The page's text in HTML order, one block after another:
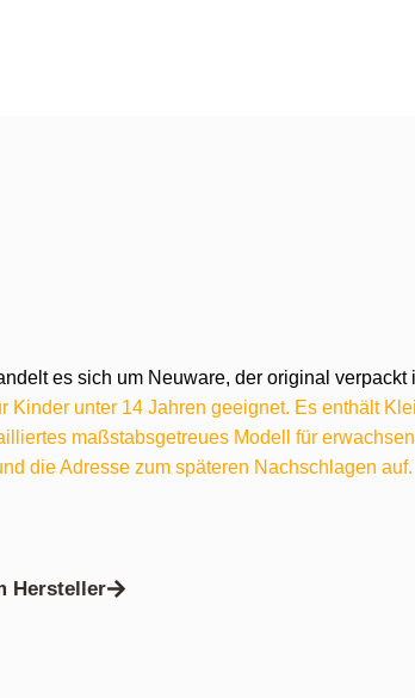
es sich um Neuware, der original
Kinder unter 14 Jahren geeignet. Es enthält
maßstabsgetreues Modell für
die Adresse zum späteren Nachschlagen auf.
Hersteller